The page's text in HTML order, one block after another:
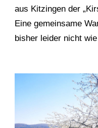
aus Kitzingen der
Eine gemeinsame
bisher leider nicht